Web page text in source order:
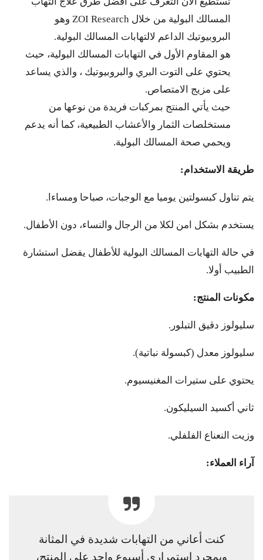
المسالك البولية من خلال ZOI Research وهو
البروبيوتيك الداعم لالتهابات المسالك البولية.
هو المقاوم الأول في التهابات المسالك البولية، حيث
يحتوي على التوت البري والبروبيوتيك ، والذي يساعد
على مزيج الامتصاص.
حيث يأتي المنتج بمركبات فريدة من نوعها من
مستخلصات الثمار والأعشاب الطبيعية، كما أنه يدعم
ويحمي صحة المسالك البولية.
طريقة الاستخدام:
يتم تناول كبسولتين يوميا مع الوجبات، صباحا ومساءا.
يستخدم بشكل امن لكلا من الرجال والنساء، دون الأطفال.
في حالة التهابات المسالك البولية للأطفال يفضل استشارة
الطبيب أولا.
مكونات المنتج:
سليولوز دقيق التبلور.
سليولوز معدل (كبسولة نباتية).
يحتوي على ستيرات المغنيسيوم.
ثاني أكسيد السيليكون.
وزيت النعناع الفلفلي.
آراء العملاء:
كنت أعاني من التهابات شديدة في المثانة
وبمجرد استمراري أسبوع واحد على المنتج،